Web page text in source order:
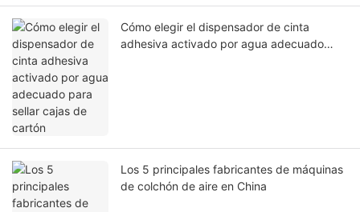
Cómo elegir el dispensador de cinta
adhesiva activado por agua adecuado
Los 5 principales fabricantes de máquinas
de colchón de aire en China